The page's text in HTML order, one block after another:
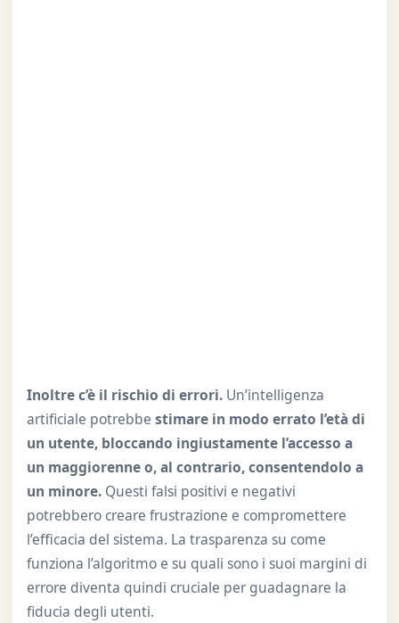
Inoltre c’è il rischio di errori.Un’intelligenza
artificiale potrebbe stimare in modo errato l’età di
un utente, bloccando ingiustamente l’accesso a
un maggiorenne o, al contrario, consentendolo a
un minore.Questi falsi positivi e negativi
potrebbero creare frustrazione e compromettere
l’efficacia del sistema. La trasparenza su come
funziona l’algoritmo e su quali sono i suoi margini di
errore diventa quindi cruciale per guadagnare la
fiducia degli utenti.